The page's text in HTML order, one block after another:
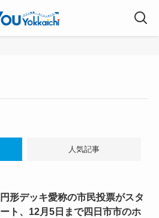
人気記事
円形デッキ愛称の市民投票がスタ
ート、12月5日まで四日市市のホ